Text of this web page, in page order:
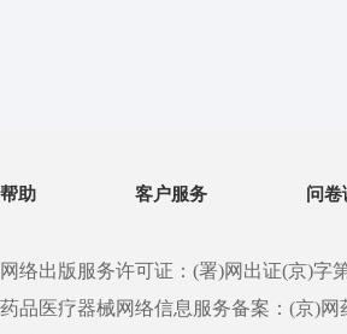
帮助 客户服务 问卷
网络出版服务许可证：(署)网出证(京)字
药品医疗器械网络信息服务备案：(京)网